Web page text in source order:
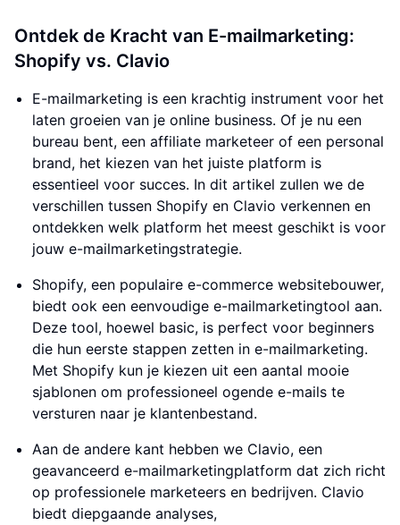
Ontdek de Kracht van E-mailmarketing:
Shopify vs. Clavio
E-mailmarketing is een krachtig instrument voor het
laten groeien van je online business. Of je nu een
bureau bent, een affiliate marketeer of een personal
brand, het kiezen van het juiste platform is
essentieel voor succes. In dit artikel zullen we de
verschillen tussen Shopify en Clavio verkennen en
ontdekken welk platform het meest geschikt is voor
jouw e-mailmarketingstrategie.
Shopify, een populaire e-commerce websitebouwer,
biedt ook een eenvoudige e-mailmarketingtool aan.
Deze tool, hoewel basic, is perfect voor beginners
die hun eerste stappen zetten in e-mailmarketing.
Met Shopify kun je kiezen uit een aantal mooie
sjablonen om professioneel ogende e-mails te
versturen naar je klantenbestand.
Aan de andere kant hebben we Clavio, een
geavanceerd e-mailmarketingplatform dat zich richt
op professionele marketeers en bedrijven. Clavio
biedt diepgaande analyses,